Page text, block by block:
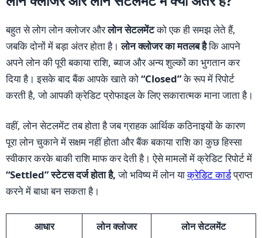
बहुत से लोग लोन क्लोजर औरलोन सेटलमेंटको एक ही समझ लेते हैं,
जबकि दोनों में बड़ा अंतर होता है।लोन क्लोजर का मतलब हैकि आपने
अपने लोन की पूरी बकाया राशि, ब्याज और अन्य शुल्कों का भुगतान कर
दिया है। इसके बाद बैंक आपके खाते को“Closed”के रूप में रिपोर्ट
करती है, जो आपकी क्रेडिट प्रोफाइल के लिए सकारात्मक माना जाता है।
वहीं, लोन सेटलमेंट तब होता है जब ग्राहक आर्थिक कठिनाइयों के कारण
पूरा लोन चुकाने में सक्षम नहीं होता और बैंक बकाया राशि का कुछ हिस्सा
स्वीकार करके बाकी राशि माफ कर देती है। ऐसे मामलों में क्रेडिट रिपोर्ट में
“Settled” स्टेटस दर्ज होता है,जो भविष्य में लोन याक्रेडिट कार्डप्राप्त
करने में बाधा बन सकता है।
आधार लोन क्लोजर
लोन सेटलमेंट